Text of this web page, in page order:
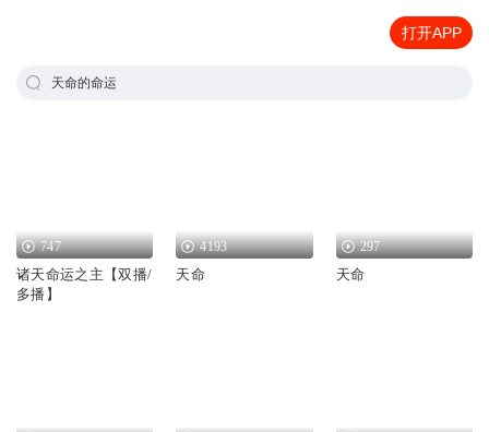
打开APP
天命的命运
747
诸天命运之主【双播/
多播】
4193
天命
297
天命